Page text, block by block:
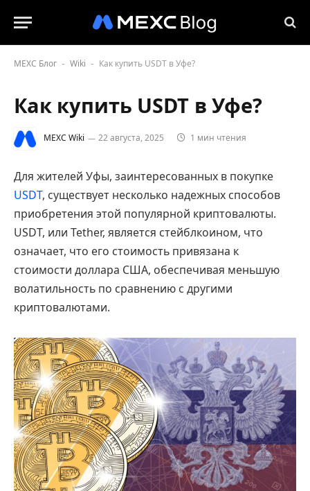
MEXC Блог - Wiki - Как купить USDT в Уфе?
Как купить USDT в Уфе?
MEXC Wiki 22 августа, 2025 1 мин чтения
Для жителей Уфы, заинтересованных в покупке
USDT, существует несколько надежных способов
приобретения этой популярной криптовалюты.
USDT, или Tether, является стейблкоином, что
означает, что его стоимость привязана к
стоимости доллара США, обеспечивая меньшую
волатильность по сравнению с другими
криптовалютами.